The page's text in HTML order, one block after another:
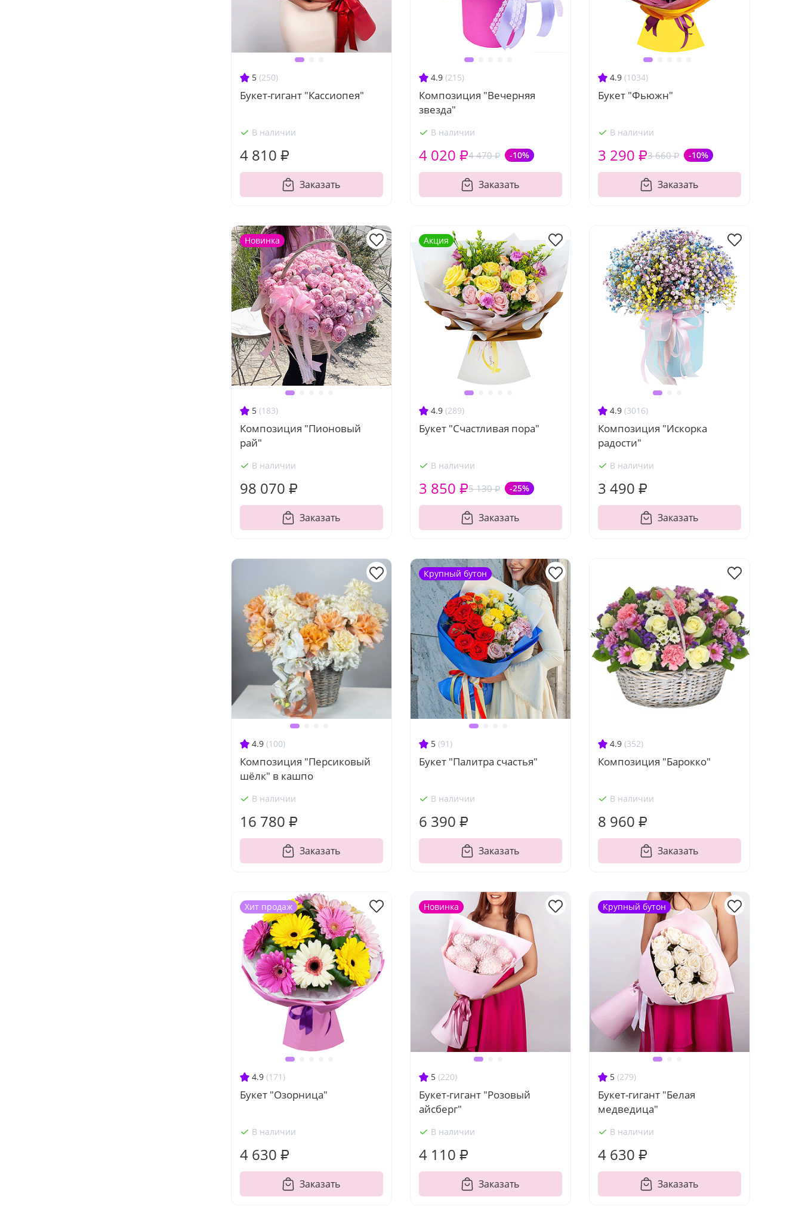
5 (250)
Букет-гигант "Кассиопея"
В наличии
4 810 ₽
Заказать
4.9 (215)
Композиция "Вечерняя
звезда"
В наличии
4 470 ₽ -10%
4 020 ₽
Заказать
4.9 (1034)
Букет "Фьюжн"
В наличии
3 660 ₽ -10%
3 290 ₽
Заказать
5 (183)
Композиция "Пионовый
рай"
В наличии
98 070 ₽
Заказать
Новинка
4.9 (289)
Букет "Счастливая пора"
В наличии
5 130 ₽ -25%
3 850 ₽
Заказать
Акция
4.9 (3016)
Композиция "Искорка
радости"
В наличии
3 490 ₽
Заказать
4.9 (100)
Композиция "Персиковый
шёлк" в кашпо
В наличии
16 780 ₽
Заказать
5 (91)
Букет "Палитра счастья"
В наличии
6 390 ₽
Заказать
Крупный бутон
4.9 (352)
Композиция "Барокко"
В наличии
8 960 ₽
Заказать
4.9 (171)
Букет "Озорница"
В наличии
4 630 ₽
Заказать
Хит продаж
5 (220)
Букет-гигант "Розовый
айсберг"
В наличии
4 110 ₽
Заказать
Новинка
5 (279)
Букет-гигант "Белая
медведица"
В наличии
4 630 ₽
Заказать
Крупный бутон